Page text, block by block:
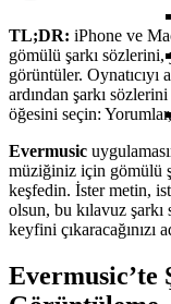
TL;DR: iPhone ve
gömülü şarkı
görüntüler. Oynatıcıyı
ardından şarkı
öğesini seçin:
Evermusic
müziğiniz için gömülü
keşfedin. İster metin,
olsun, bu kılavuz şarkı
keyfini çıkaracağınızı
Evermusic’te